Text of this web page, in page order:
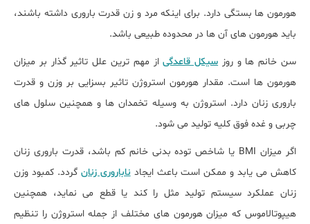
هورمون ها بستگی دارد. برای اینکه مرد و زن قدرت باروری داشته باشند،
باید هورمون های آن ها در محدوده طبیعی باشد.
سن خانم ها و روز سیکل قاعدگیاز مهم ترین علل تاثیر گذار بر میزان
هورمون ها است. مقدار هورمون استروژن تاثیر بسزایی بر وزن و قدرت
باروری زنان دارد. استروژن به وسیله تخمدان ها و همچنین سلول های
چربی و غده فوق کلیه تولید می شود.
اگر میزان BMI یا شاخص توده بدنی خانم کم باشد، قدرت باروری زنان
کاهش می یابد و ممکن است باعث ایجاد ناباروری زنان گردد. کمبود وزن
زنان عملکرد سیستم تولید مثل را کند یا قطع می نماید، همچنین
هیپوتالاموس که میزان هورمون های مختلف از جمله استروژن را تنظیم